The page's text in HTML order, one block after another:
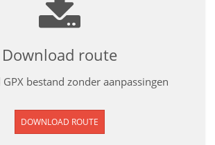
Download route
bestand zonder aanpassingen
DOWNLOAD ROUTE